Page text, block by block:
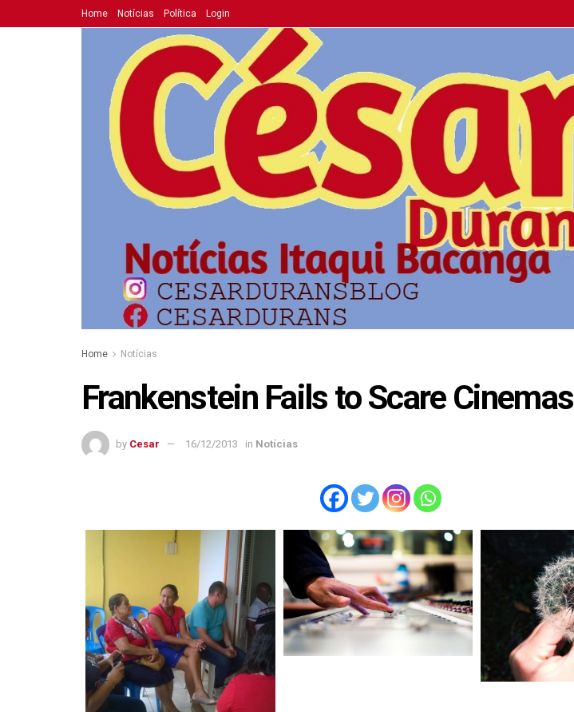
Home Notícias Política Login
Home Notícias
Frankenstein Fails to Scare Cinemas
by Cesar 16/12/2013 in Notícias